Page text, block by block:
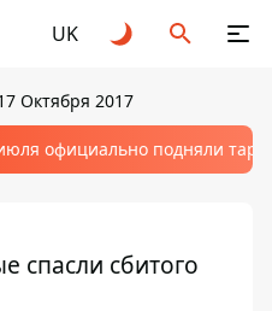
UK
Октября 2017
официально подняли
спасли сбитого